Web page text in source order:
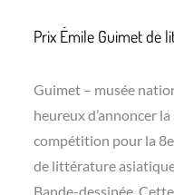
Prix Émile Guimet de
Guimet – musée
heureux d’annoncer
compétition pour la
de littérature
Bande-dessinée.